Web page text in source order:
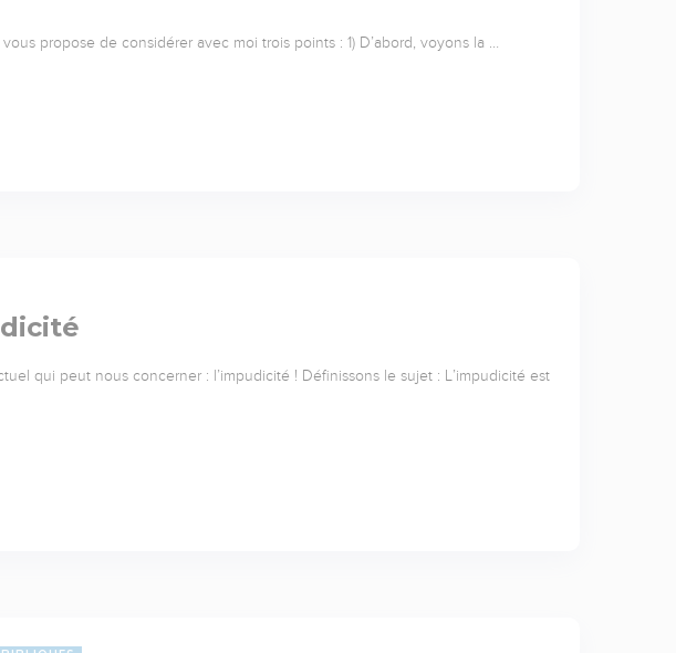
propose de considérer avec moi trois points : 1) D’abord, voyons la …
qui peut nous concerner : l’impudicité ! Définissons le sujet : L’impudicité est